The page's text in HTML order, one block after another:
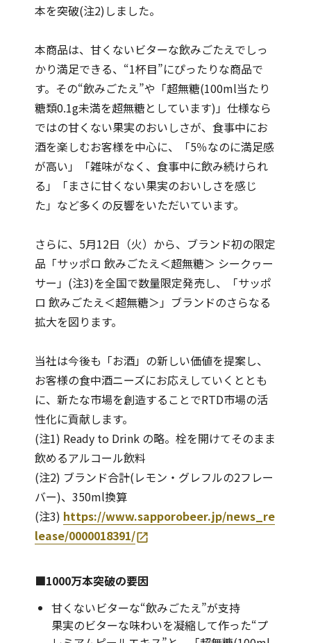
本を突破(注2)しました。
本商品は、甘くないビターな飲みごたえでしっ
かり満足できる、“1杯目”にぴったりな商品で
す。その“飲みごたえ”や「超無糖(100ml当たり
糖類0.1g未満を超無糖としています)」仕様なら
ではの甘くない果実のおいしさが、食事中にお
酒を楽しむお客様を中心に、「5％なのに満足感
が高い」「雑味がなく、食事中に飲み続けられ
る」「まさに甘くない果実のおいしさを感じ
た」など多くの反響をいただいています。
さらに、5月12日（火）から、ブランド初の限定
品「サッポロ 飲みごたえ＜超無糖＞ シークヮー
サー」(注3)を全国で数量限定発売し、「サッポ
ロ 飲みごたえ＜超無糖＞」ブランドのさらなる
拡大を図ります。
当社は今後も「お酒」の新しい価値を提案し、
お客様の食中酒ニーズにお応えしていくととも
に、新たな市場を創造することでRTD市場の活
性化に貢献します。
(注1) Ready to Drink の略。栓を開けてそのまま
飲めるアルコール飲料
(注2) ブランド合計(レモン・グレフルの2フレー
バー)、350ml換算
(注3) https://www.sapporobeer.jp/news_re
lease/0000018391/
■1000万本突破の要因
甘くないビターな“飲みごたえ”が支持
果実のビターな味わいを凝縮して作った“プ